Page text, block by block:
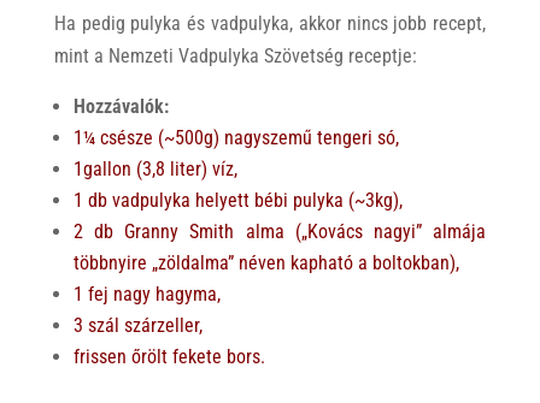
Ha pedig pulyka és vadpulyka, akkor nincs jobb recept,
mint a Nemzeti Vadpulyka Szövetség receptje:
Hozzávalók:
1¼ csésze (~500g) nagyszemű tengeri só,
1gallon (3,8 liter) víz,
1 db vadpulyka helyett bébi pulyka (~3kg),
2 db Granny Smith alma („Kovács nagyi” almája
többnyire „zöldalma” néven kapható a boltokban),
1 fej nagy hagyma,
3 szál szárzeller,
frissen őrölt fekete bors.